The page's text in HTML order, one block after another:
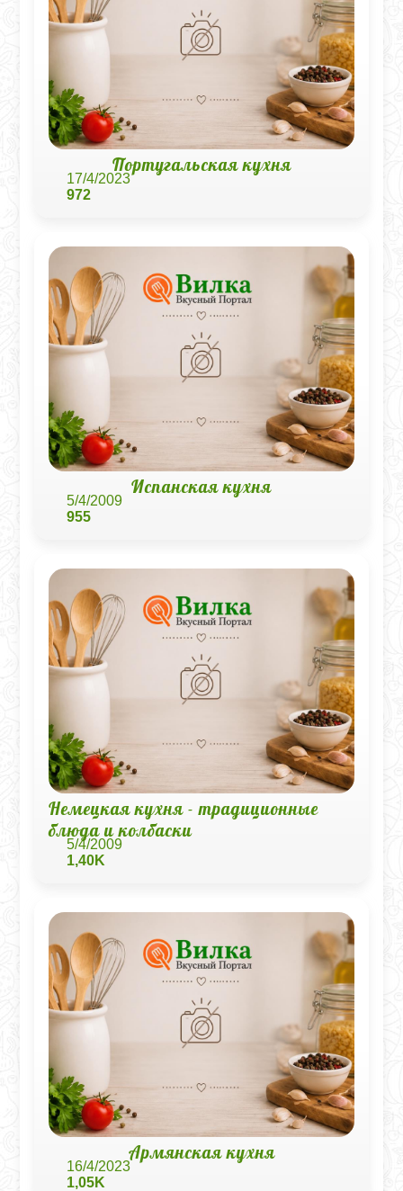
Португальская кухня
17/4/2023
972
Испанская кухня
5/4/2009
955
Немецкая кухня - традиционные
блюда и колбаски
5/4/2009
1,40K
Армянская кухня
16/4/2023
1,05K